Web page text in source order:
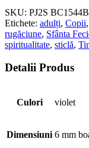
SKU: PJ2S BC1544B
Etichete: adulți, Copii,
rugăciune, Sfânta
spiritualitate, sticlă,
Detalii Produs
Culori violet
Dimensiuni 6 mm